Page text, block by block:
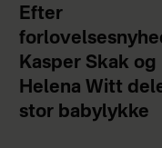
Efter
Kasper Skak og
Helena Witt
stor babylykke